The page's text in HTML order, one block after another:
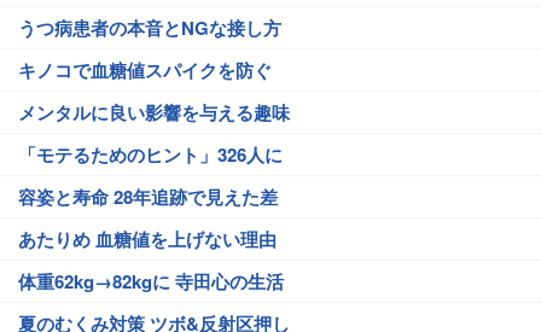
うつ病患者の本音とNGな接し方
キノコで血糖値スパイクを防ぐ
メンタルに良い影響を与える趣味
「モテるためのヒント」326人に
容姿と寿命 28年追跡で見えた差
あたりめ 血糖値を上げない理由
体重62kg→82kgに 寺田心の生活
夏のむくみ対策 ツボ&反射区押し